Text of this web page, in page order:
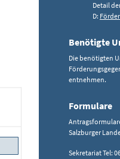
Detail
D:
Benötigte
Die benötigten
entnehmen.
Formulare
Salzburger
Sekretariat Tel: